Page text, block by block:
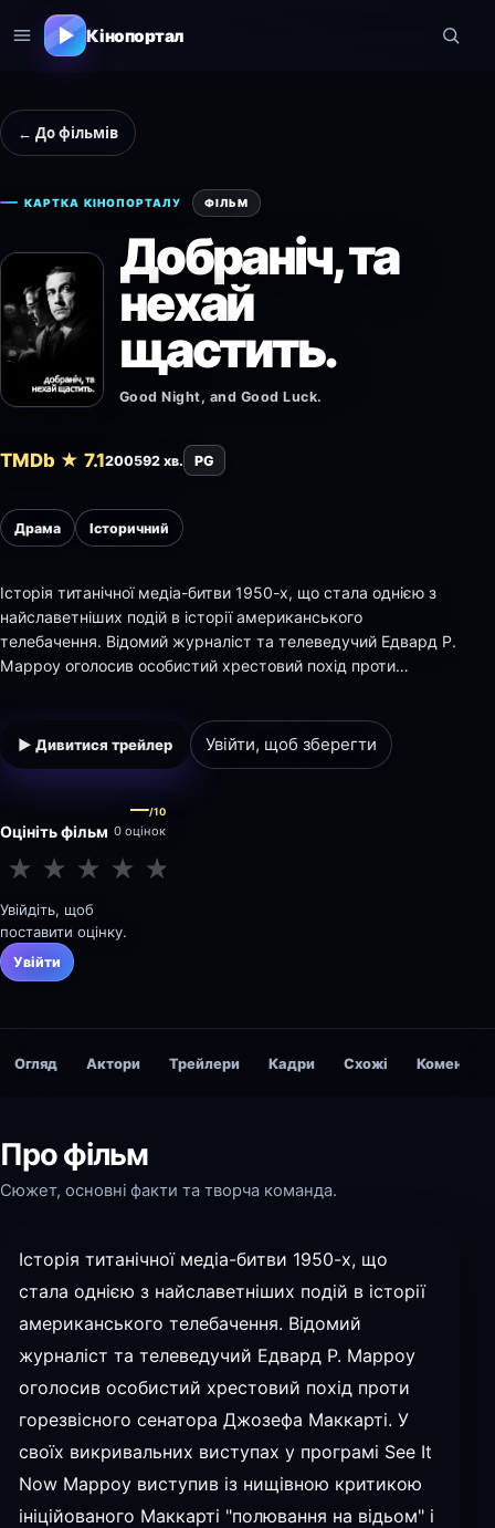
Кінопортал
← До фільмів
КАРТКА КІНОПОРТАЛУ ФІЛЬМ
Добраніч, та
нехай
щастить.
Good Night, and Good Luck.
TMDb ★ 7.1200592 хв. PG
Драма Історичний
Історія титанічної медіа-битви 1950-х, що стала однією з
найславетніших подій в історії американського
телебачення. Відомий журналіст та телеведучий Едвард Р.
Марроу оголосив особистий хрестовий похід проти
виступив із нищівною критикою ініційованого Маккарті "…
▶ Дивитися трейлер Увійти, щоб зберегти
Оцініть фільм
—/10
0 оцінок
★ ★ ★ ★ ★
Увійдіть, щоб
поставити оцінку.
Увійти
Огляд Актори Трейлери Кадри Схожі Коментарі
Про фільм
Сюжет, основні факти та творча команда.
Історія титанічної медіа-битви 1950-х, що
стала однією з найславетніших подій в історії
американського телебачення. Відомий
журналіст та телеведучий Едвард Р. Марроу
оголосив особистий хрестовий похід проти
горезвісного сенатора Джозефа Маккарті. У
своїх викривальних виступах у програмі See It
Now Марроу виступив із нищівною критикою
ініційованого Маккарті "полювання на відьом" і